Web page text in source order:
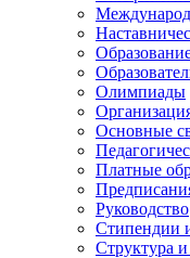
Олимпиады
Основные
Платные
Руководство
Стипендии
Структура